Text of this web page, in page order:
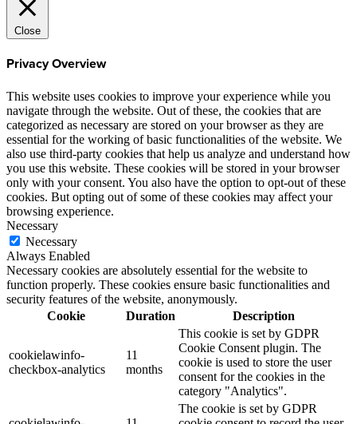
Close
Privacy Overview
This website uses cookies to improve your experience while you
navigate through the website. Out of these, the cookies that are
categorized as necessary are stored on your browser as they are
essential for the working of basic functionalities of the website. We
also use third-party cookies that help us analyze and understand how
you use this website. These cookies will be stored in your browser
only with your consent. You also have the option to opt-out of these
cookies. But opting out of some of these cookies may affect your
browsing experience.
Necessary
Necessary
Always Enabled
Necessary cookies are absolutely essential for the website to
function properly. These cookies ensure basic functionalities and
security features of the website, anonymously.
Cookie
Duration Description
cookielawinfo-
checkbox-analytics
11
months
This cookie is set by GDPR
Cookie Consent plugin. The
cookie is used to store the user
consent for the cookies in the
category "Analytics".
The cookie is set by GDPR